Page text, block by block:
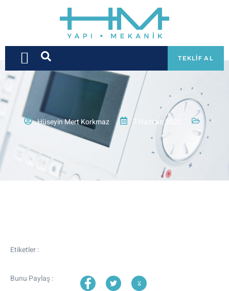
TEKLIF AL
Hüseyin Mert Korkmaz 7 Haziran 2022
Etiketler :
Bunu Paylaş :